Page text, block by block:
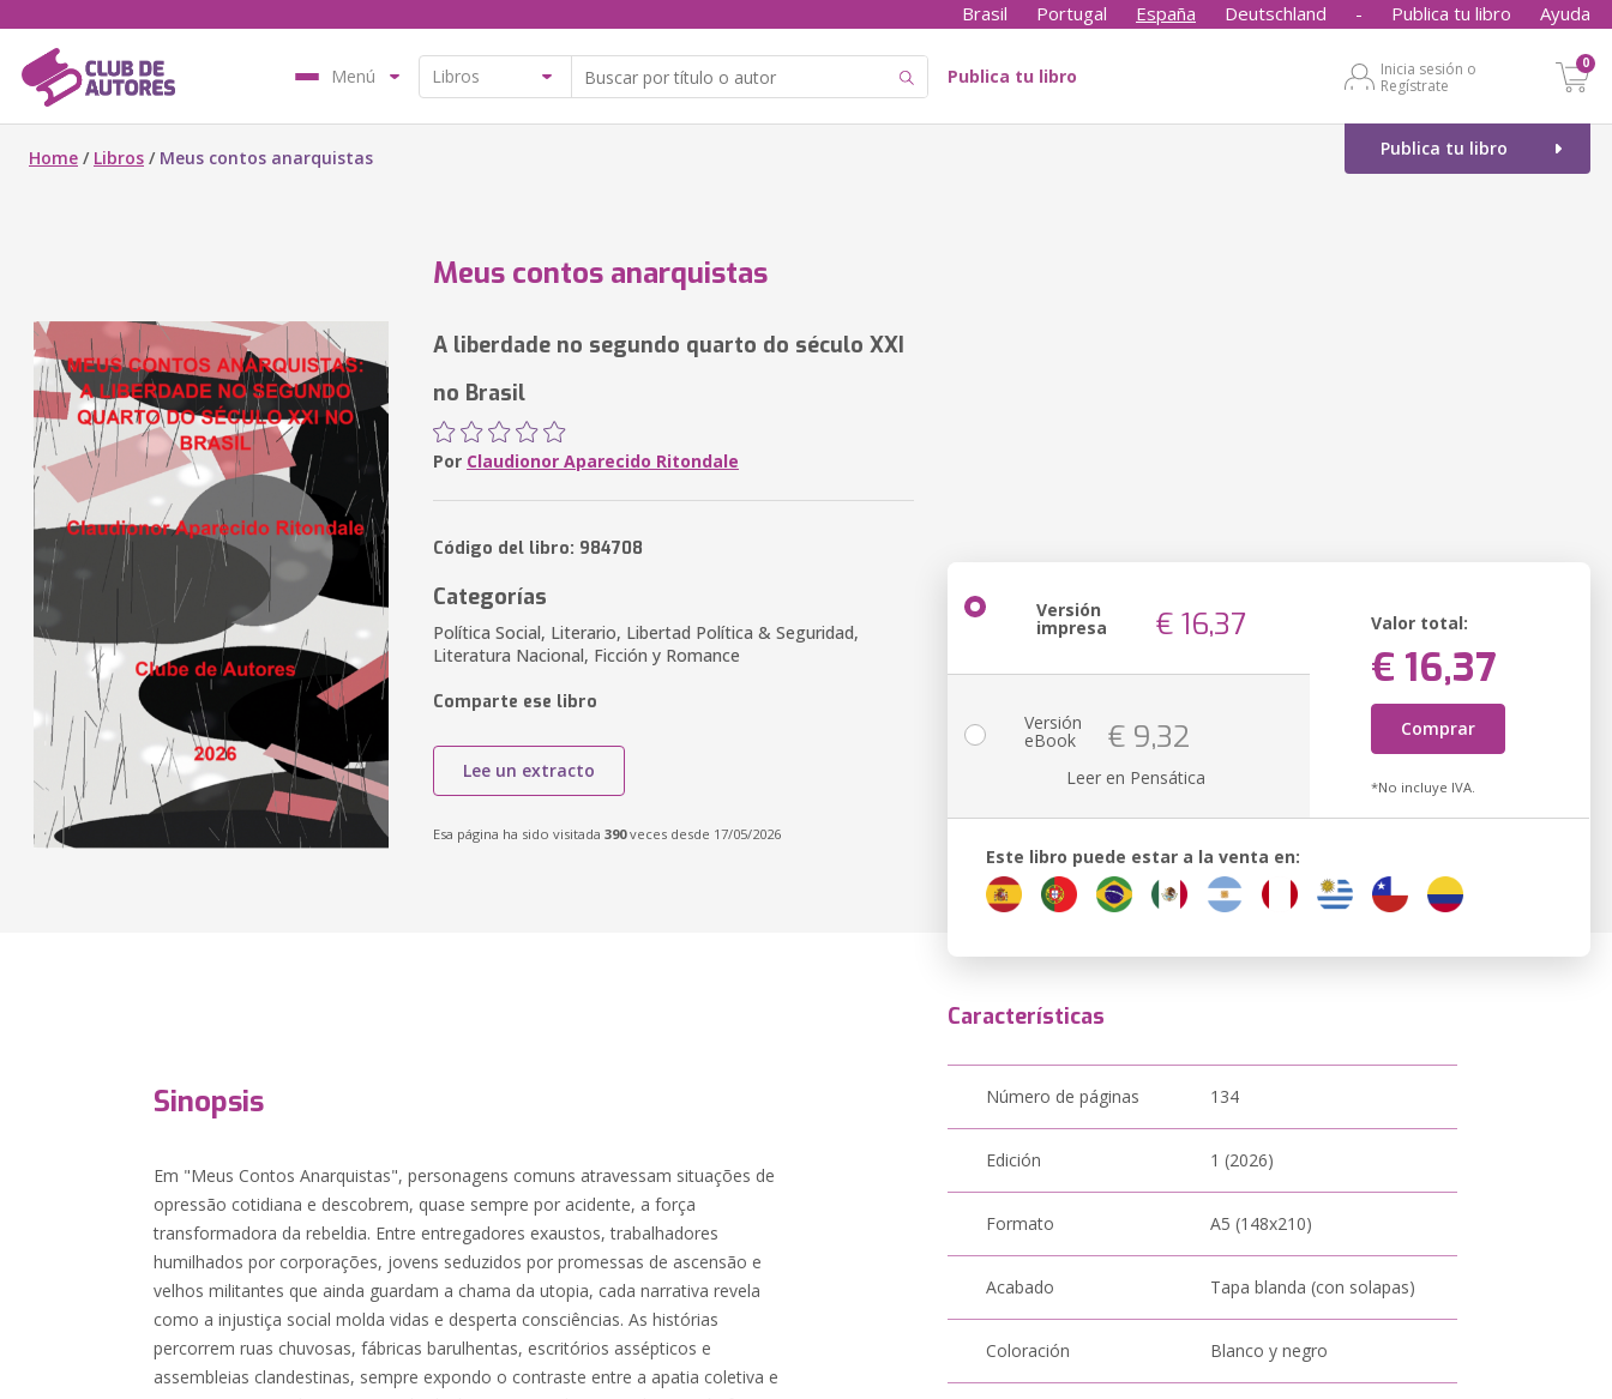
Brasil Portugal España Deutschland - Publica tu libro Ayuda
Menú Publica tu libro
Inicia sesión o
Regístrate
0
Publica tu libro
Home / Libros / Meus contos anarquistas
Meus contos anarquistas
A liberdade no segundo quarto do século XXI
no Brasil
Por Claudionor Aparecido Ritondale
Código del libro: 984708
Categorías
Política Social, Literario, Libertad Política & Seguridad,
Literatura Nacional, Ficción y Romance
Comparte ese libro
Lee un extracto
Esa página ha sido visitada 390veces desde 17/05/2026
Versión
impresa € 16,37 Valor total:
€ 16,37
Comprar
*No incluye IVA.
Versión
eBook € 9,32
Leer en Pensática
Este libro puede estar a la venta en:
Sinopsis
Em "Meus Contos Anarquistas", personagens comuns atravessam situações de
opressão cotidiana e descobrem, quase sempre por acidente, a força
transformadora da rebeldia. Entre entregadores exaustos, trabalhadores
humilhados por corporações, jovens seduzidos por promessas de ascensão e
velhos militantes que ainda guardam a chama da utopia, cada narrativa revela
como a injustiça social molda vidas e desperta consciências. As histórias
percorrem ruas chuvosas, fábricas barulhentas, escritórios assépticos e
assembleias clandestinas, sempre expondo o contraste entre a apatia coletiva e
Características
Número de páginas 134
Edición 1 (2026)
Formato A5 (148x210)
Acabado Tapa blanda (con solapas)
Coloración Blanco y negro